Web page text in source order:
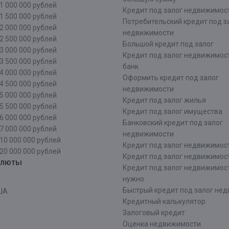
000 000 рублей
500 000 рублей
000 000 рублей
500 000 рублей
000 000 рублей
500 000 рублей
000 000 рублей
500 000 рублей
000 000 рублей
500 000 рублей
000 000 рублей
000 000 рублей
000 000 рублей
000 000 рублей
Кредит под залог
Потребительский кредит под
недвижимости
Большой кредит под залог
Кредит под залог
банк
Оформить кредит под залог
недвижимости
Кредит под залог жилья
Кредит под залог имущества
Банковский кредит под залог
недвижимости
Кредит под залог
Кредит под залог
Кредит под залог
нужно
Быстрый кредит под залог
Кредитный калькулятор
Залоговый кредит
Оценка недвижимости